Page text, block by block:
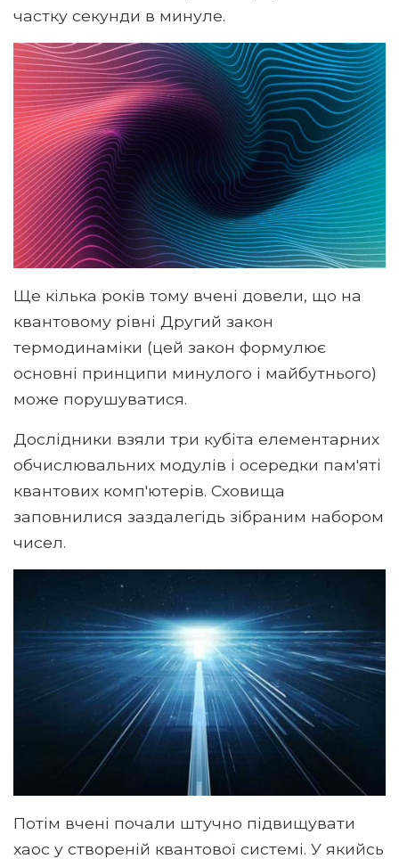
частку секунди в минуле.
Ще кілька років тому вчені довели, що на
квантовому рівні Другий закон
термодинаміки (цей закон формулює
основні принципи минулого і майбутнього)
може порушуватися.
Дослідники взяли три кубіта елементарних
обчислювальних модулів і осередки пам'яті
квантових комп'ютерів. Сховища
заповнилися заздалегідь зібраним набором
чисел.
Потім вчені почали штучно підвищувати
хаос у створеній квантової системі. У якийсь